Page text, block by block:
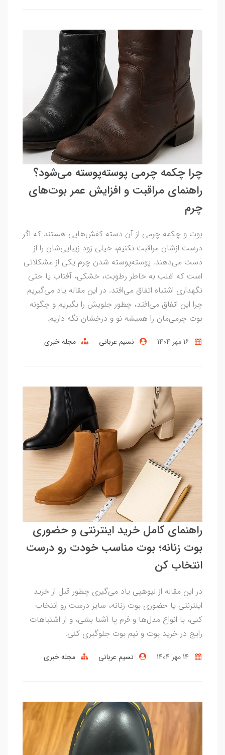
چرا چکمه‌ چرمی پوسته‌پوسته می‌شود؟
راهنمای مراقبت و افزایش عمر بوت‌های
چرم
بوت و چکمه چرمی از آن دسته کفش‌هایی هستند که اگر
درست ازشان مراقبت نکنیم، خیلی زود زیبایی‌شان را از
دست می‌دهند. پوسته‌پوسته شدن چرم یکی از مشکلاتی
است که اغلب به خاطر رطوبت، خشکی، آفتاب یا حتی
نگهداری اشتباه اتفاق می‌افتد. در این مقاله یاد می‌گیریم
چرا این اتفاق می‌افتد، چطور جلویش را بگیریم و چگونه
بوت چرمی‌مان را همیشه نو و درخشان نگه داریم.
نسیم عربانی مجله خبری
راهنمای کامل خرید اینترنتی و حضوری
بوت زنانه؛ بوت مناسب خودت رو درست
انتخاب کن
در این مقاله از لیوهپی یاد می‌گیری چطور قبل از خرید
اینترنتی یا حضوری بوت زنانه، سایز درست رو انتخاب
کنی، با انواع مدل‌ها و فرم پا آشنا بشی، و از اشتباهات
رایج در خرید بوت و نیم بوت جلوگیری کنی.
نسیم عربانی مجله خبری